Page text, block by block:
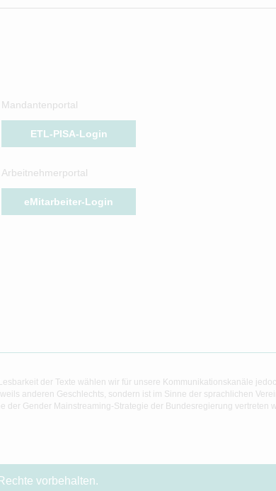
Mandantenportal
ETL-PISA-Login
Arbeitnehmerportal
eMitarbeiter-Login
der Texte wählen wir für unsere Kommunikationskanäle
anderen Geschlechts, sondern ist im Sinne der sprachlichen
Gender Mainstreaming-Strategie der Bundesregierung
vorbehalten.